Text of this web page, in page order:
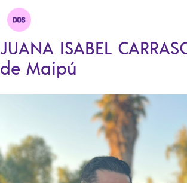
JUANA ISABEL
de Maipú